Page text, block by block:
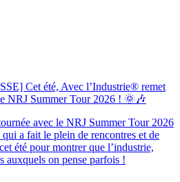
Cet été, Avec l’Industrie® remet
NRJ Summer Tour 2026 ! 🌞🎶
avec le NRJ Summer Tour 2026
a fait le plein de rencontres et de
été pour montrer que l’industrie,
auxquels on pense parfois !